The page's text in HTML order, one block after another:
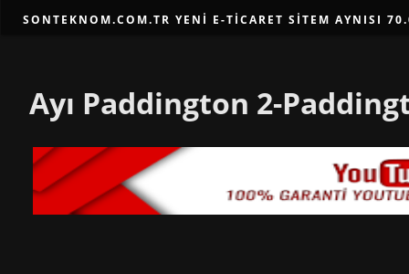
SONTEKNOM.COM.TR YENI E-TICARET SITEM AYNISI
Ayı Paddington 2-